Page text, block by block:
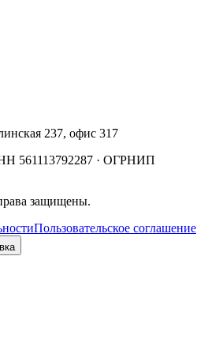
237, офис 317
561113792287 · ОГРНИП
защищены.
Пользовательское соглашение